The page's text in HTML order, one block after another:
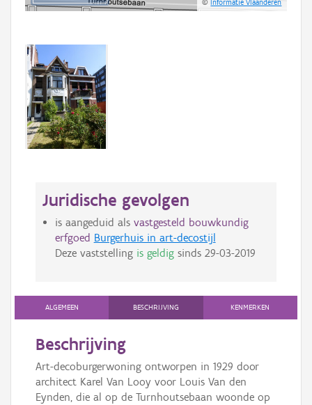
©Informatie Vlaanderen
Juridische gevolgen
is aangeduid als vastgesteld bouwkundig
erfgoed Burgerhuis in art-decostijl
Deze vaststelling is geldigsinds 29-03-2019
ALGEMEEN BESCHRIJVING KENMERKEN
Beschrijving
Art-decoburgerwoning ontworpen in 1929 door
architect Karel Van Looy voor Louis Van den
Eynden, die al op de Turnhoutsebaan woonde op